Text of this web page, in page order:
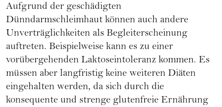
Aufgrund der geschädigten
Dünndarmschleimhaut können auch andere
Unverträglichkeiten als Begleiterscheinung
auftreten. Beispielweise kann es zu einer
vorübergehenden Laktoseintoleranz kommen. Es
müssen aber langfristig keine weiteren Diäten
eingehalten werden, da sich durch die
konsequente und strenge glutenfreie Ernährung